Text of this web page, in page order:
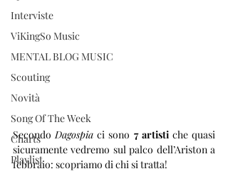
Interviste
ViKingSo Music
MENTAL BLOG MUSIC
Scouting
Novità
Song Of The Week
Charts
Playlist
Secondo Dagospia ci sono 7 artisti che quasi
sicuramente vedremo sul palco dell’Ariston a
febbraio: scopriamo di chi si tratta!